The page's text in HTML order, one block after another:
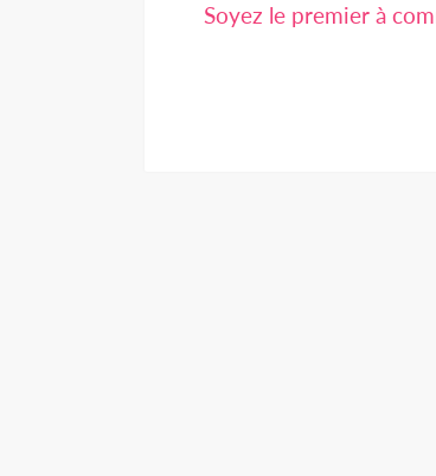
Soyez le premier à